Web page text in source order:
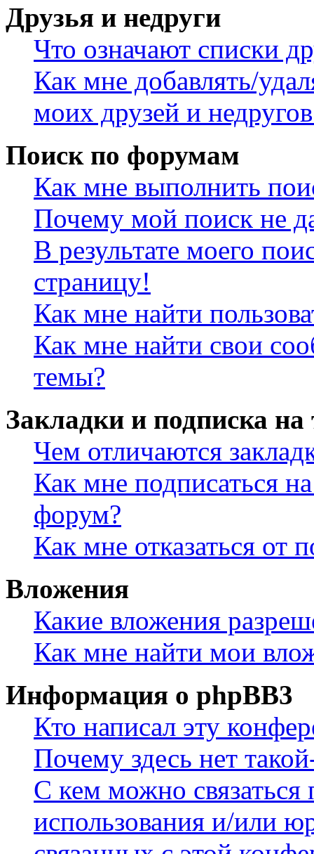
Друзья и недруги
Что означают списки
Как мне добавлять/
моих друзей и
Поиск по форумам
Как мне выполнить
Почему мой поиск не
В результате моего
страницу!
Как мне найти
Как мне найти свои
темы?
Закладки и подписка
Чем отличаются
Как мне подписаться
форум?
Как мне отказаться от
Вложения
Какие вложения
Как мне найти мои
Информация о phpBB3
Кто написал эту
Почему здесь нет
С кем можно связаться
использования и/или